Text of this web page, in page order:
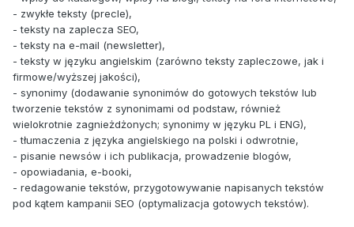
- zwykłe teksty (precle),
- teksty na zaplecza SEO,
- teksty na e-mail (newsletter),
- teksty w języku angielskim (zarówno teksty zapleczowe, jak i
firmowe/wyższej jakości),
- synonimy (dodawanie synonimów do gotowych tekstów lub
tworzenie tekstów z synonimami od podstaw, również
wielokrotnie zagnieżdżonych; synonimy w języku PL i ENG),
- tłumaczenia z języka angielskiego na polski i odwrotnie,
- pisanie newsów i ich publikacja, prowadzenie blogów,
- opowiadania, e-booki,
- redagowanie tekstów, przygotowywanie napisanych tekstów
pod kątem kampanii SEO (optymalizacja gotowych tekstów).